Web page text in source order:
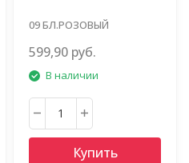
09 БЛ.РОЗОВЫЙ
599,90 руб.
В наличии
Купить